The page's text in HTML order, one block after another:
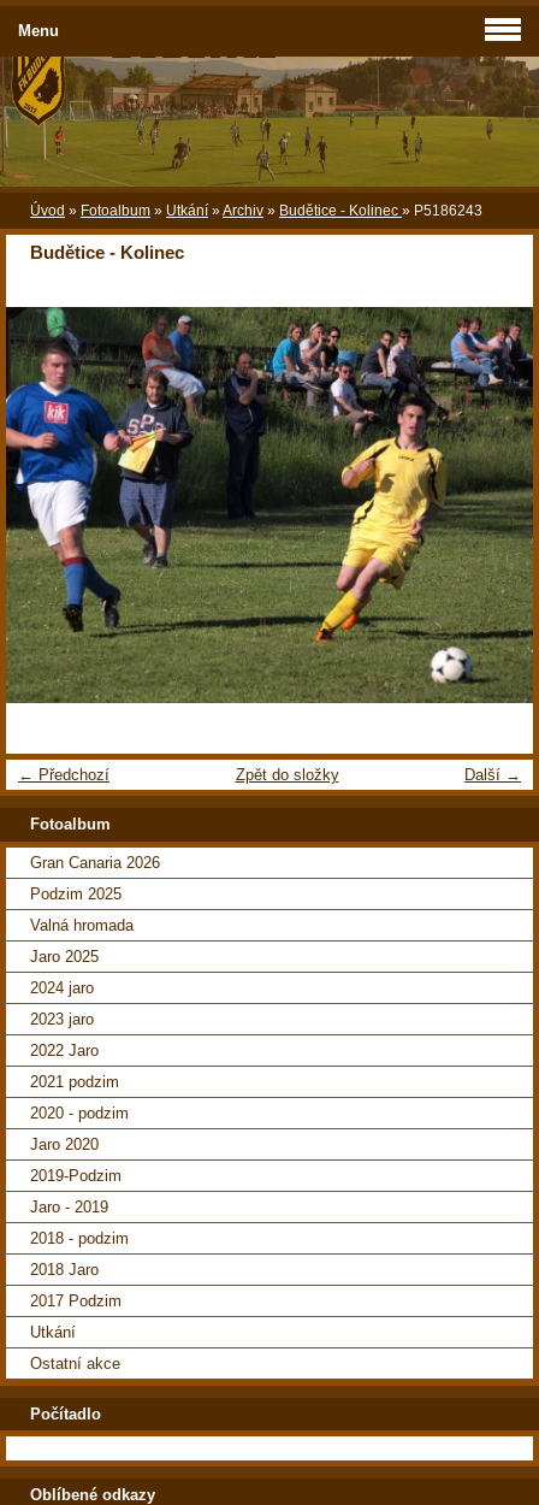
Úvod » Fotoalbum » Utkání »Archiv » Budětice - Kolinec » P5186243
Budětice - Kolinec
← Předchozí Další →
Zpět do složky
Menu
Fotoalbum
Gran Canaria 2026
Podzim 2025
Valná hromada
Jaro 2025
2024 jaro
2023 jaro
2022 Jaro
2021 podzim
2020 - podzim
Jaro 2020
2019-Podzim
Jaro - 2019
2018 - podzim
2018 Jaro
2017 Podzim
Utkání
Ostatní akce
Počítadlo
Oblíbené odkazy